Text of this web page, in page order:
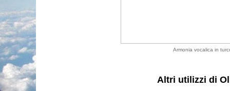
Armonia vocalica in
Altri utilizzi di